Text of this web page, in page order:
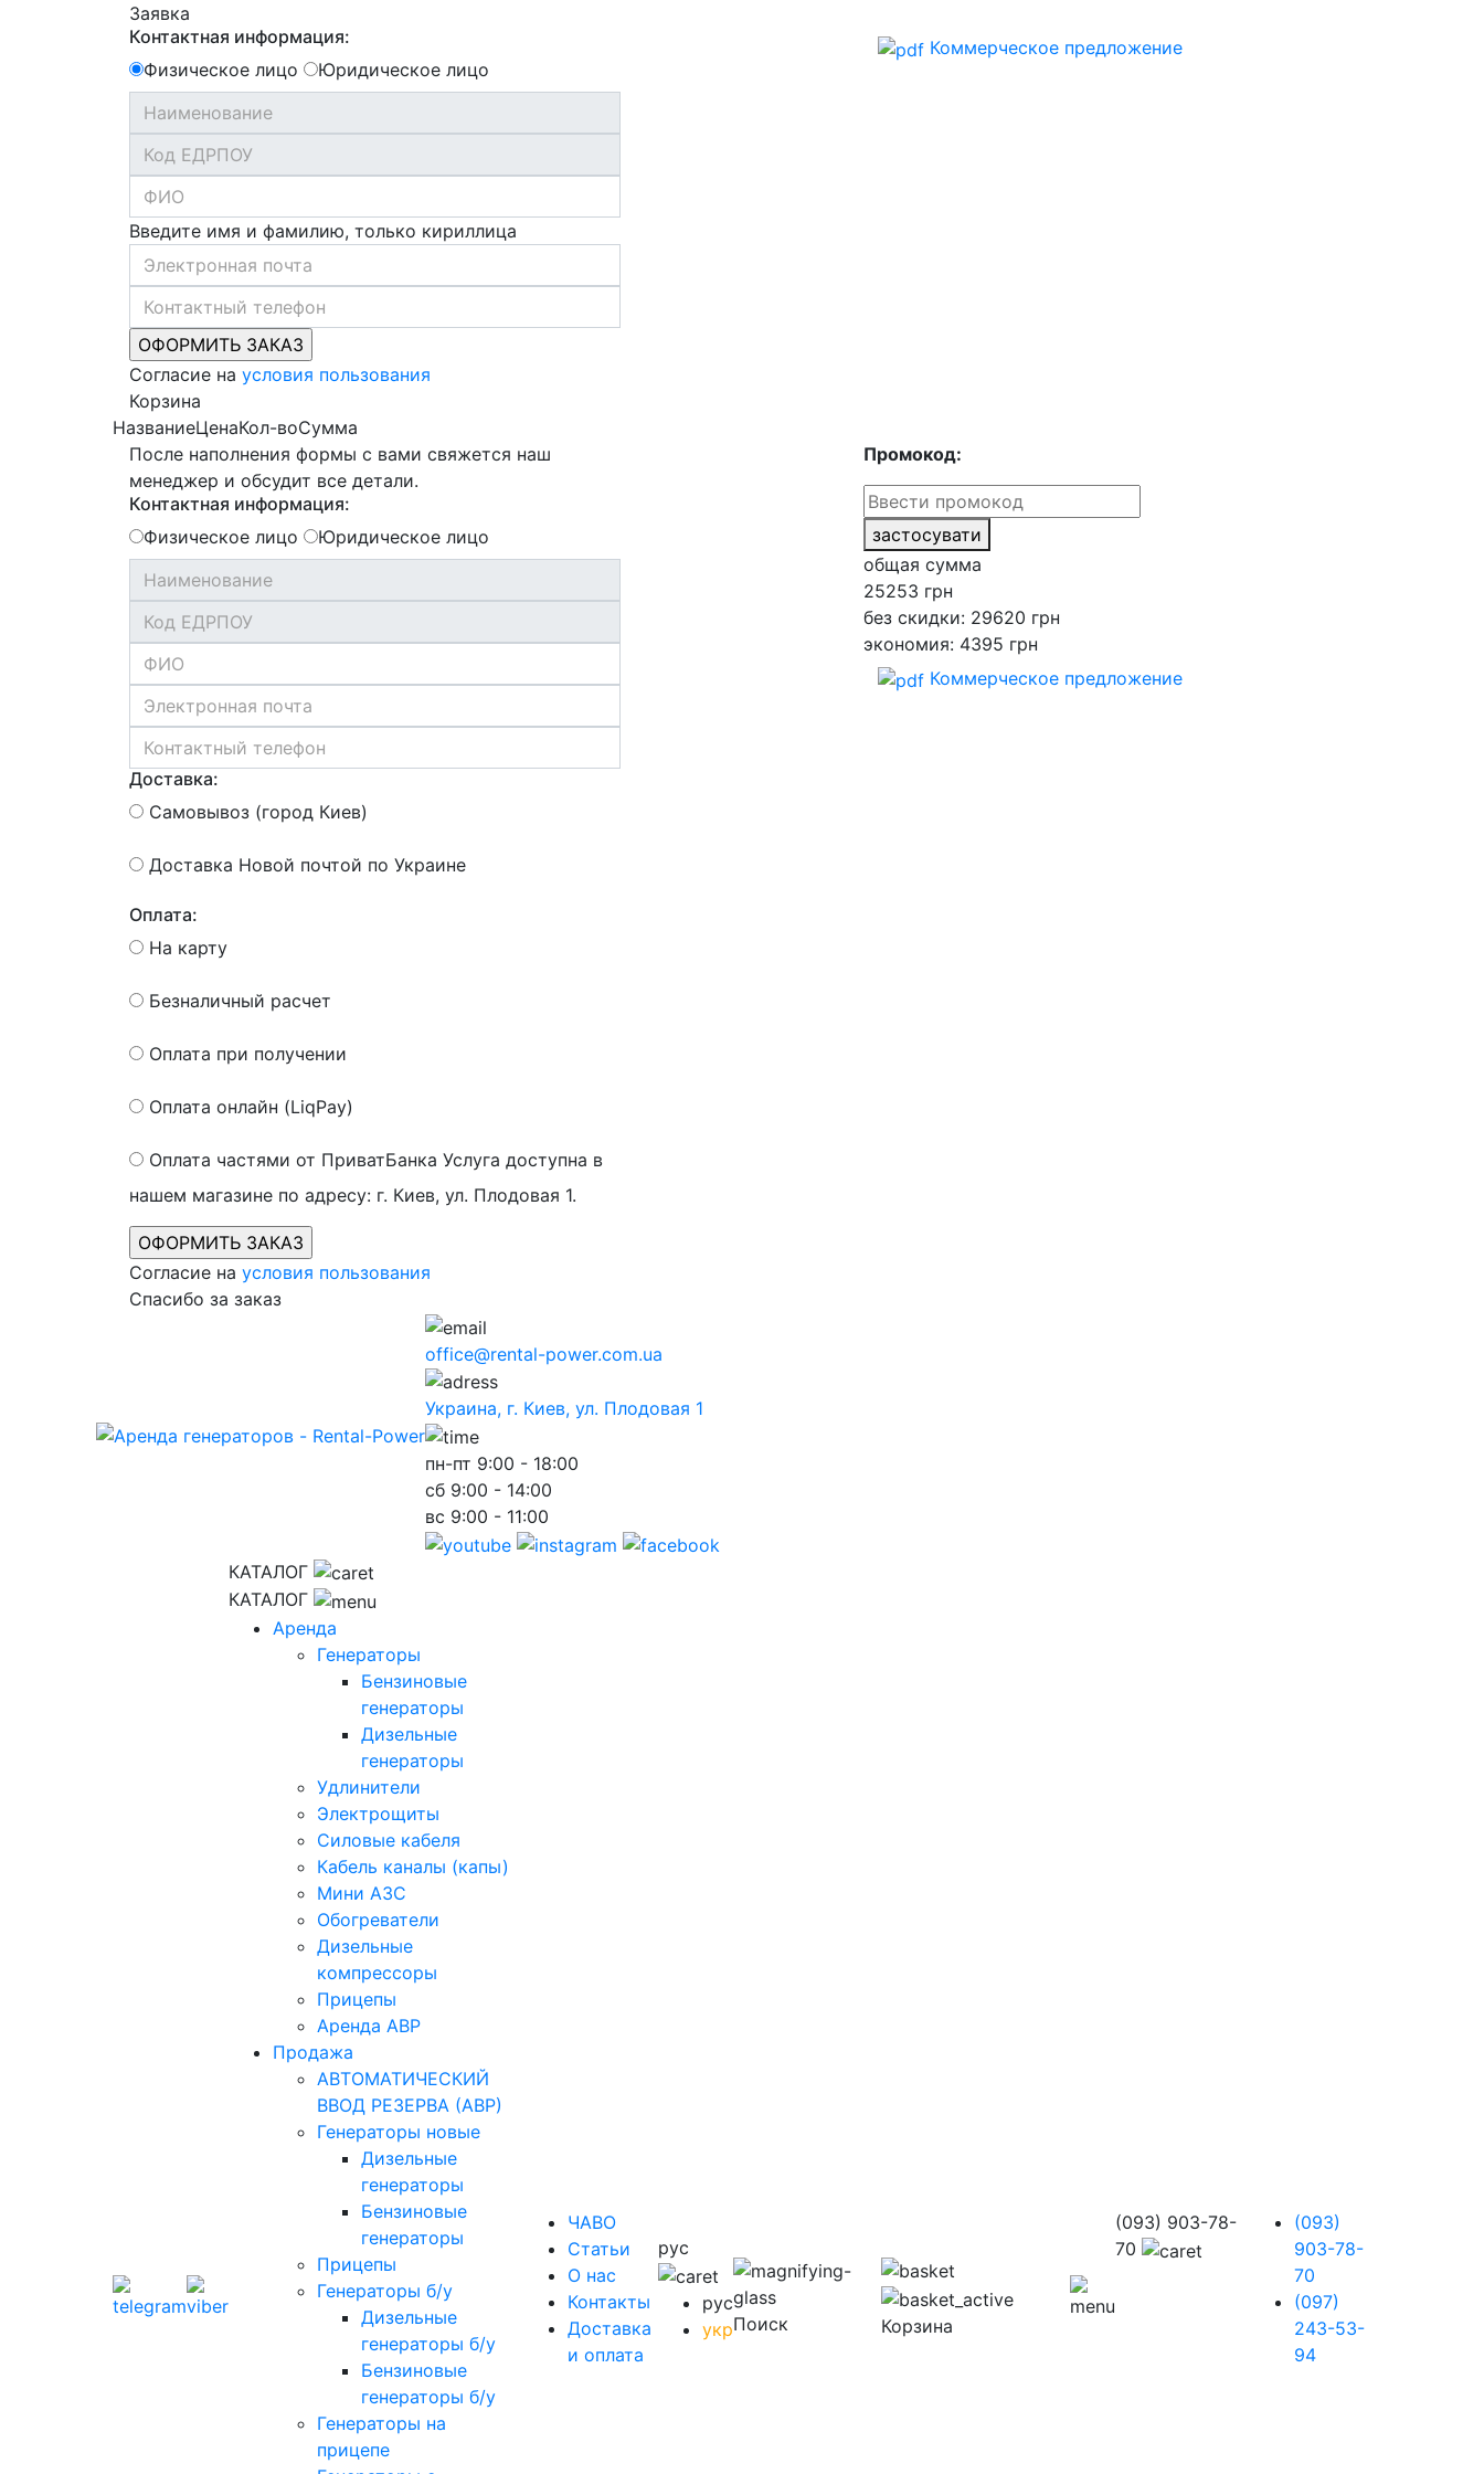
Заявка
Контактная информация:
Физическое лицо
Юридическое лицо
Введите имя и фамилию, только кириллица
Согласие на условия пользования
Коммерческое предложение
Корзина
НазваниеЦенаКол-воСумма
После наполнения формы с вами свяжется наш
менеджер и обсудит все детали.
Контактная информация:
Физическое лицо
Юридическое лицо
Доставка:
Самовывоз (город Киев)
Доставка Новой почтой по Украине
Оплата:
На карту
Безналичный расчет
Оплата при получении
Оплата онлайн (LiqPay)
Оплата частями от ПриватБанка Услуга доступна в
нашем магазине по адресу: г. Киев, ул. Плодовая 1.
Согласие на условия пользования
Промокод:
застосувати
общая сумма
25253 грн
без скидки: 29620 грн
экономия: 4395 грн
Коммерческое предложение
Спасибо за заказ
office@rental-power.com.ua
Украина, г. Киев, ул. Плодовая 1
пн-пт 9:00 - 18:00
сб 9:00 - 14:00
вс 9:00 - 11:00
КАТАЛОГ
КАТАЛОГ
Аренда
Генераторы
Бензиновые
генераторы
Дизельные
генераторы
Удлинители
Электрощиты
Силовые кабеля
Кабель каналы (капы)
Мини АЗС
Обогреватели
Дизельные
компрессоры
Прицепы
Аренда АВР
Продажа
АВТОМАТИЧЕСКИЙ
ВВОД РЕЗЕРВА (АВР)
Генераторы новые
Дизельные
генераторы
Бензиновые
генераторы
Прицепы
Генераторы б/у
Дизельные
генераторы б/у
Бензиновые
генераторы б/у
Генераторы на
прицепе
ЧАВО
Cтатьи
O нас
Контакты
Доставка
и оплата
рус
рус
укрПоиск Корзина
(093) 903-78-
70
(093)
903-78-
70
(097)
243-53-
94